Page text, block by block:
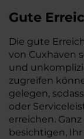
Gute
Die gute
von Cuxhaven
und
zugreifen
gelegen,
oder
erreichen.
besichtigen,